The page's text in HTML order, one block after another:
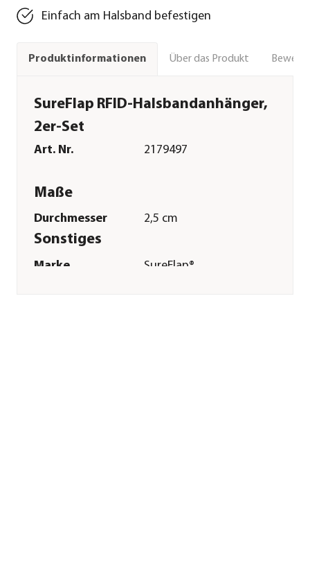
Einfach am Halsband befestigen
Produktinformationen Über das Produkt
SureFlap RFID-Halsbandanhänger,
2er-Set
Art. Nr. 2179497
Maße
Durchmesser 2,5 cm
Sonstiges
Marke
SureFlap®